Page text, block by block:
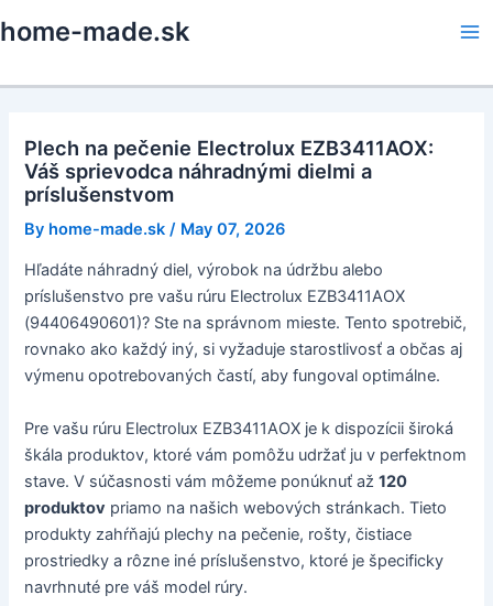
to
home-made.sk
Plech na pečenie Electrolux EZB3411AOX:
Váš sprievodca náhradnými dielmi a
príslušenstvom
By home-made.sk / May 07, 2026
Hľadáte náhradný diel, výrobok na údržbu alebo
príslušenstvo pre vašu rúru Electrolux EZB3411AOX
(94406490601)? Ste na správnom mieste. Tento spotrebič,
rovnako ako každý iný, si vyžaduje starostlivosť a občas aj
výmenu opotrebovaných častí, aby fungoval optimálne.
Pre vašu rúru Electrolux EZB3411AOX je k dispozícii široká
škála produktov, ktoré vám pomôžu udržať ju v perfektnom
stave. V súčasnosti vám môžeme ponúknuť až120
produktov priamo na našich webových stránkach. Tieto
produkty zahŕňajú plechy na pečenie, rošty, čistiace
prostriedky a rôzne iné príslušenstvo, ktoré je špecificky
navrhnuté pre váš model rúry.